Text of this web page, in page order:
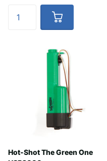
Hot-Shot The Green One